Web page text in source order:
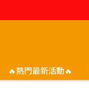
🔥熱門最新活動🔥